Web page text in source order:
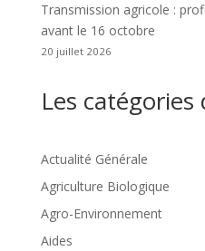
Transmission agricole :
avant le 16 octobre
20 juillet 2026
Les catégories
Actualité Générale
Agriculture Biologique
Agro-Environnement
Aides